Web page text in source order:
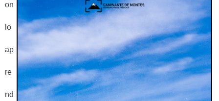
on
lo
ap
re
nd